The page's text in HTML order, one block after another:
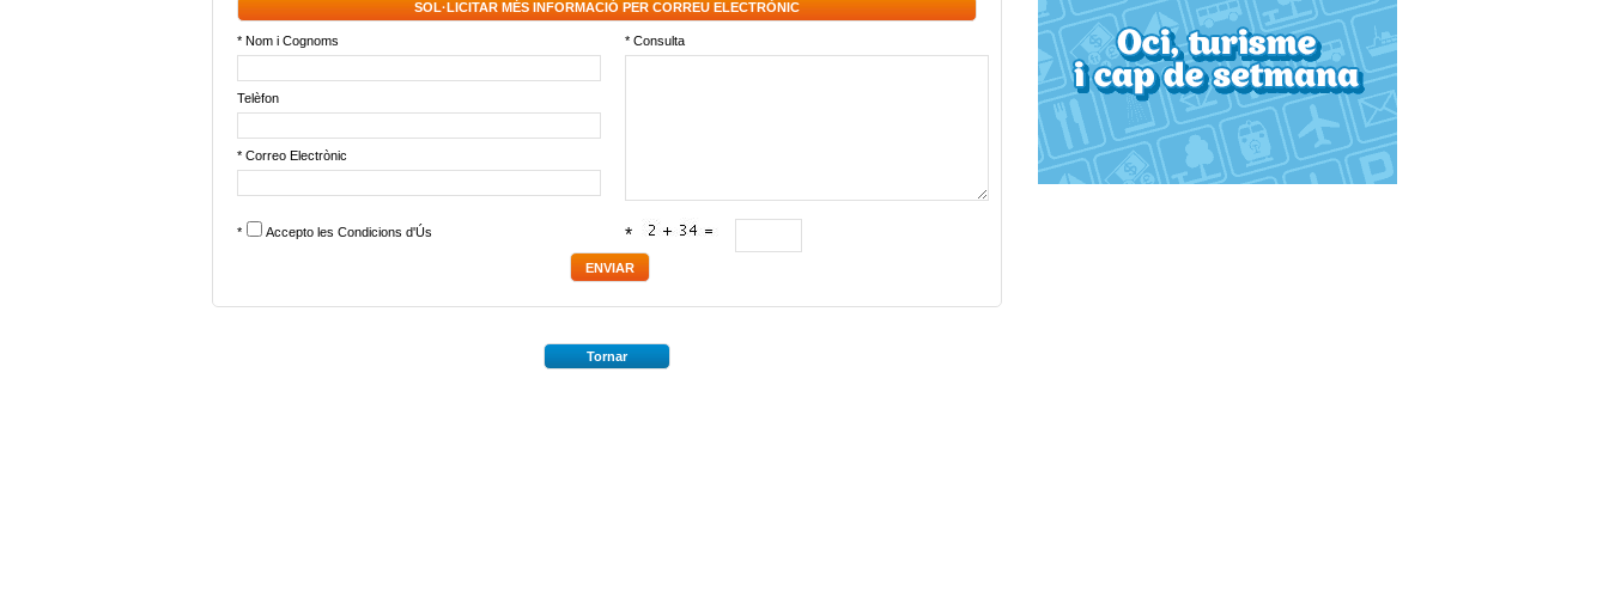
SOL·LICITAR MÉS INFORMACIÓ PER CORREU ELECTRÒNIC
* Nom i Cognoms * Consulta
Telèfon
* Correo Electrònic
* Accepto les Condicions d'Ús *
Tornar